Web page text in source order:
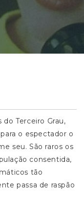
Terceiro Grau,
o espectador o
seu. São raros os
consentida,
tão
passa de raspão